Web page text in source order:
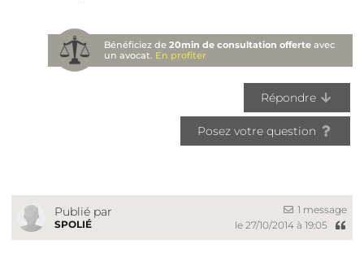
Bénéficiez de20min de consultation offerte avec
un avocat. En profiter
Répondre
Posez votre question
Publié par
SPOLIÉ
1 message
le 27/10/2014 à 19:05